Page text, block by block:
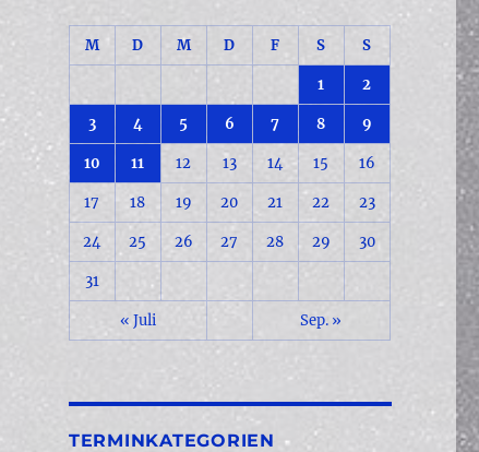
M D M D F S S
1 2
3 4 5 6 7 8 9
10 11 12 13 14 15 16
17 18 19 20 21 22 23
24 25 26 27 28 29 30
31
« Juli Sep. »
TERMINKATEGORIEN